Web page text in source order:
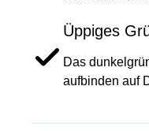
Üppiges
Das
aufbinden auf